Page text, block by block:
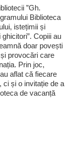
”Gh.
Biblioteca
istețimii și
Copiii au
doar povești
provocări care
Prin joc,
aflat că fiecare
ci și o invitație de a
de vacanță